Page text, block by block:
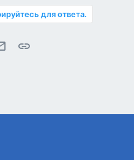
для ответа.
Электронная почта
Ссылка